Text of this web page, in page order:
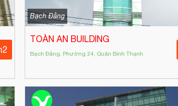
Bạch Đằng
TOÀN AN BUILDING
Bạch Đằng, Phường 24, Quận Bình Thạnh